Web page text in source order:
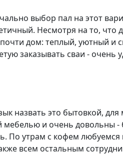
выбор пал на этот
Несмотря на то, что
дом: теплый, уютный и
заказывать сваи - очень
назвать это бытовкой, для
мебелью и очень довольны
По утрам с кофем любуемся
всем остальным